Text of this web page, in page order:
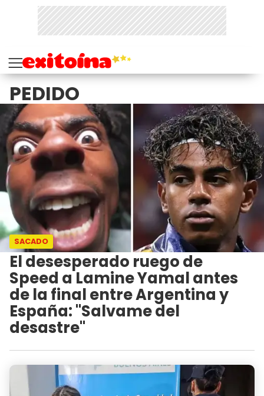
PEDIDO
SACADO
El desesperado ruego de
Speed a Lamine Yamal antes
de la final entre Argentina y
España: "Salvame del
desastre"